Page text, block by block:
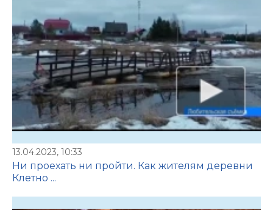
13.04.2023, 10:33
Ни проехать ни пройти. Как жителям деревни
Клетно ...